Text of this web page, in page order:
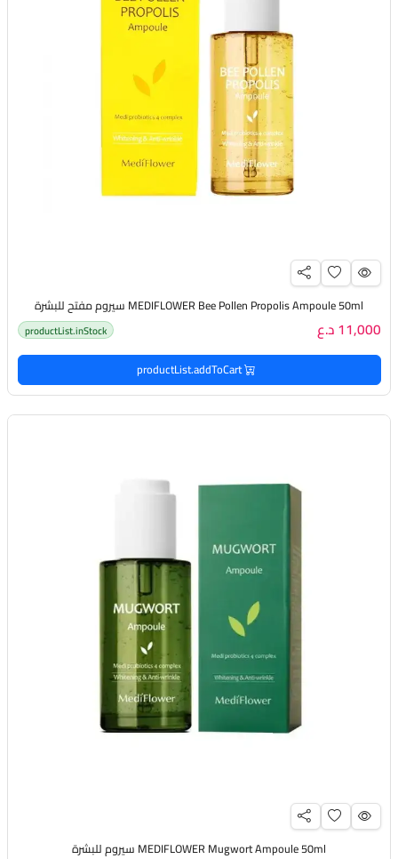
MEDIFLOWER Bee Pollen Propolis Ampoule 50ml سيروم مفتح للبشرة
11,000 د.ع productList.inStock
productList.addToCart
MEDIFLOWER Mugwort Ampoule 50ml سيروم للبشرة